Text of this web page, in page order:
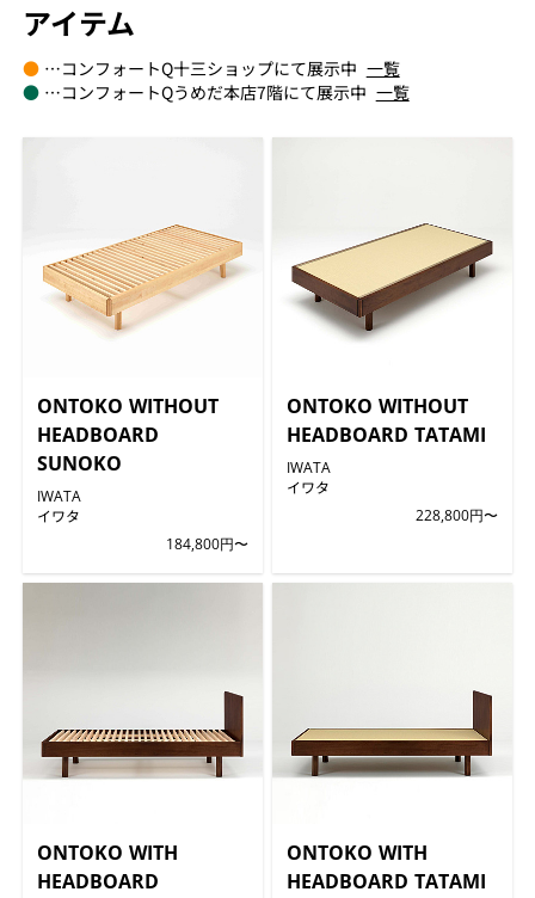
アイテム
●…コンフォートQ十三ショップにて展示中 一覧
●…コンフォートQうめだ本店7階にて展示中 一覧
ONTOKO WITHOUT
HEADBOARD
SUNOKO
IWATA
イワタ
184,800円〜
ONTOKO WITHOUT
HEADBOARD TATAMI
IWATA
イワタ
228,800円〜
ONTOKO WITH
HEADBOARD
ONTOKO WITH
HEADBOARD TATAMI